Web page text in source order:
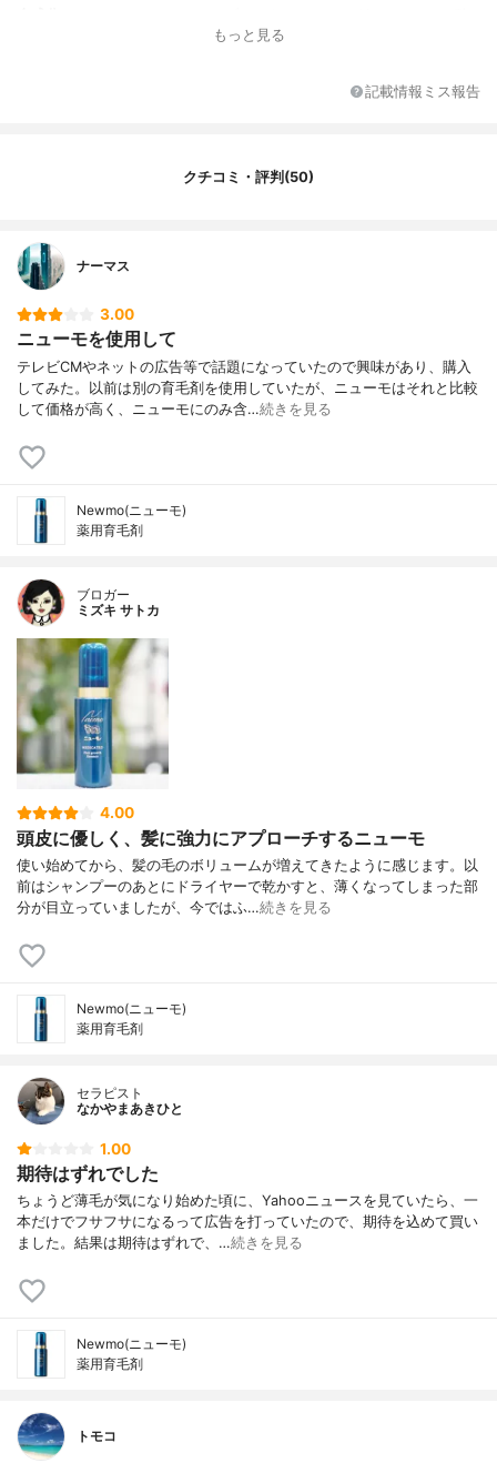
ジカリウム、Ｄ－パントテニルアルコー
コラーゲン液（４）、 サクシニルアテロコ
ラベンダー油、スターフルーツ葉エキス、
ロリドン・Ｎ，Ｎ－ジメチルアミノエチル
メタクリル酸共重合体ジエチル硫酸塩液、
エタノール、ベヘニルアルコール、セバシ
もっと見る
記載情報ミス報告
クチコミ・評判(50)
ナーマス
3.00
ニューモを使用して
テレビCMやネットの広告等で話題になっていたので興味があり、購入
してみた。以前は別の育毛剤を使用していたが、ニューモはそれと比較
して価格が高く、ニューモにのみ含…続きを見る
Newmo(ニューモ)
薬用育毛剤
ブロガー
ミズキ サトカ
4.00
頭皮に優しく、髪に強力にアプローチするニューモ
使い始めてから、髪の毛のボリュームが増えてきたように感じます。以
前はシャンプーのあとにドライヤーで乾かすと、薄くなってしまった部
分が目立っていましたが、今ではふ…続きを見る
Newmo(ニューモ)
薬用育毛剤
セラピスト
なかやまあきひと
1.00
期待はずれでした
ちょうど薄毛が気になり始めた頃に、Yahooニュースを見ていたら、一
本だけでフサフサになるって広告を打っていたので、期待を込めて買い
ました。結果は期待はずれで、…続きを見る
Newmo(ニューモ)
薬用育毛剤
トモコ